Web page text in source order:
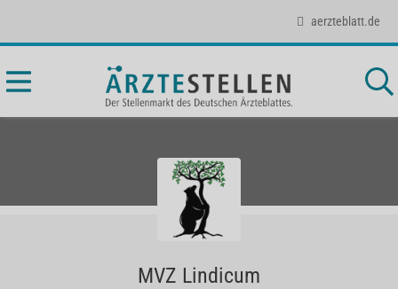
aerzteblatt.de
MVZ Lindicum